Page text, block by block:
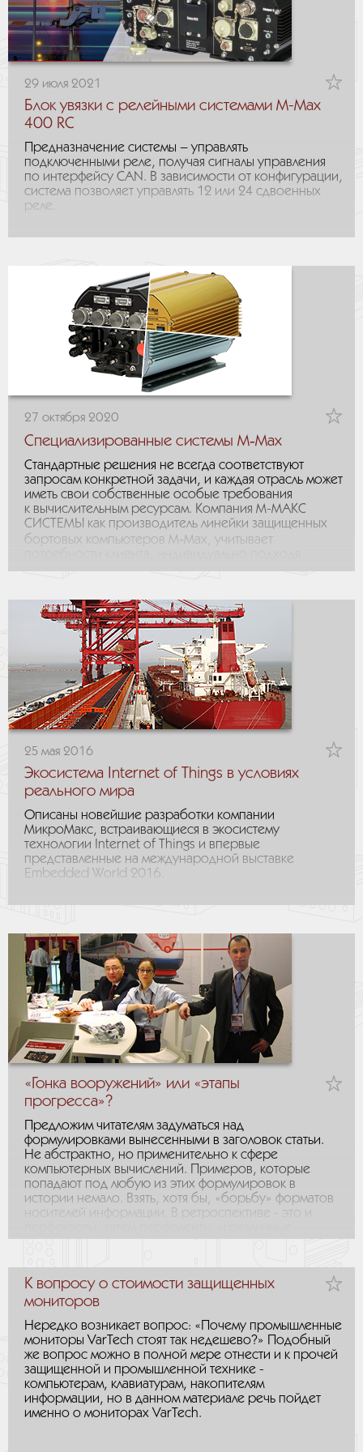
29 июля 2021
Блок увязки с релейными системами M-Max
400 RC
Предназначение системы – управлять
подключенными реле, получая сигналы управления
по интерфейсу CAN. В зависимости от конфигурации,
система позволяет управлять 12 или 24 сдвоенных
реле.
27 октября 2020
Специализированные системы М‑Мах
Стандартные решения не всегда соответствуют
запросам конкретной задачи, и каждая отрасль может
иметь свои собственные особые требования
к вычислительным ресурсам. Компания М-МАКС
СИСТЕМЫ как производитель линейки защищенных
бортовых компьютеров M‑Max, учитывает
к оптимизации каждого своего промышленного
эксплуатации в жестких условиях окружающей среды.
Они прекрасно приспособлены для использования
в поездах или судах, для установки на минимально
защищенных открытых площадках, выдерживать
воздействие экстремальных температур, пыли,
влажности и вибрации, характерных для
промышленной среды. Некоторые из наших
многочисленных моделей приведены ниже.
25 мая 2016
Экосистема Internet of Things в условиях
реального мира
Описаны новейшие разработки компании
МикроМакс, встраивающиеся в экосистему
технологии Internet of Things и впервые
представленные на международной выставке
Embedded World 2016.
«Гонка вооружений» или «этапы
прогресса»?
Предложим читателям задуматься над
формулировками вынесенными в заголовок статьи.
Не абстрактно, но применительно к сфере
компьютерных вычислений. Примеров, которые
попадают под любую из этих формулировок в
истории немало. Взять, хотя бы, «борьбу» форматов
носителей информации. В ретроспективе - это и
варианты магнитных носителей от громоздких
оптические диски, и компакт-диски, DVD, диски
BluRay, а также множество различных вариантов,
распространения.
К вопросу о стоимости защищенных
мониторов
Нередко возникает вопрос: «Почему промышленные
мониторы VarTech стоят так недешево?» Подобный
же вопрос можно в полной мере отнести и к прочей
защищенной и промышленной технике -
компьютерам, клавиатурам, накопителям
информации, но в данном материале речь пойдет
именно о мониторах VarTech.